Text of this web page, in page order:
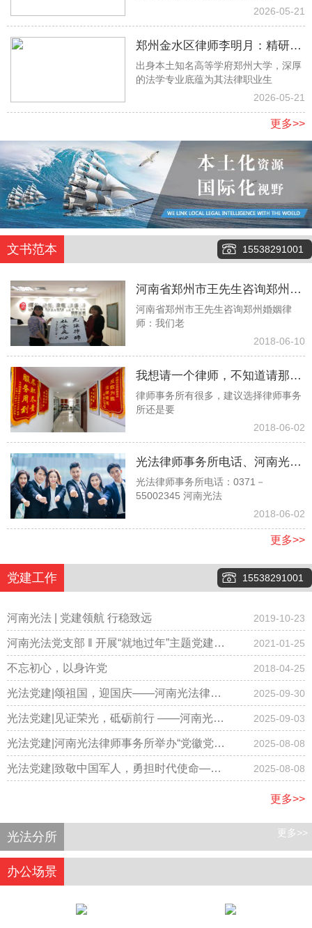
2026-05-21
郑州金水区律师李明月：精研借
贷房产工程纠纷 专业助力权益落
出身本土知名高等学府郑州大学，深厚
的法学专业底蕴为其法律职业生
2026-05-21
更多>>
文书范本 15538291001
河南省郑州市王先生咨询郑州婚
姻律师：我们老伴俩今年都八十
多了，没有任何经济来源，有两
一个孙子，但是当我们问他要钱
时，他说他是孙子没有赡养我们
的义务，请问对吗？
河南省郑州市王先生咨询郑州婚姻律
师：我们老
2018-06-10
我想请一个律师，不知道请那个
律师事务所更好些！
律师事务所有很多，建议选择律师事务
所还是要
2018-06-02
光法律师事务所电话、河南光法
律师事务所电话、郑州光法律师
事务所电话037155002345
光法律师事务所电话：0371－
55002345 河南光法
2018-06-02
更多>>
党建工作 15538291001
河南光法 | 党建领航 行稳致远 2019-10-23
河南光法党支部 ‖ 开展“就地过年”主题党建会
议，倡导春节期间少聚集、“云拜年”！
2021-01-25
不忘初心，以身许党 2018-04-25
光法党建|颂祖国，迎国庆——河南光法律师
事务所隆重召开国庆节庆祝大会
2025-09-30
光法党建|见证荣光，砥砺前行 ——河南光法
律师事务所律师集体观看阅兵仪式
2025-09-03
光法党建|河南光法律师事务所举办“党徽党旗
有规范，学习践行记心间”专题学习主题党日
2025-08-08
光法党建|致敬中国军人，勇担时代使命—— 2025-08-08
更多>>
光法分所 更多>>
办公场景